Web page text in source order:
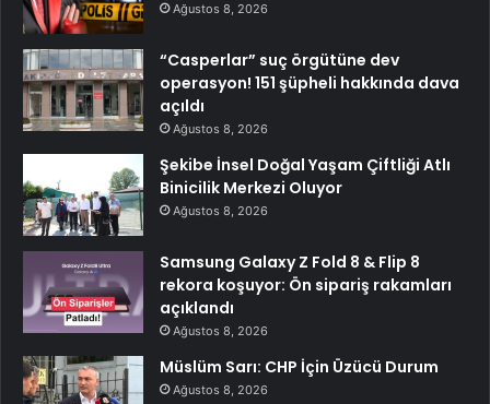
Ağustos 8, 2026
“Casperlar” suç örgütüne dev
operasyon! 151 şüpheli hakkında dava
açıldı
Ağustos 8, 2026
Şekibe İnsel Doğal Yaşam Çiftliği Atlı
Binicilik Merkezi Oluyor
Ağustos 8, 2026
Samsung Galaxy Z Fold 8 & Flip 8
rekora koşuyor: Ön sipariş rakamları
açıklandı
Ağustos 8, 2026
Müslüm Sarı: CHP İçin Üzücü Durum
Ağustos 8, 2026